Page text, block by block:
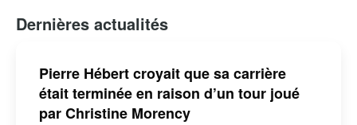
Dernières actualités
Pierre Hébert croyait que sa carrière
était terminée en raison d’un tour joué
par Christine Morency